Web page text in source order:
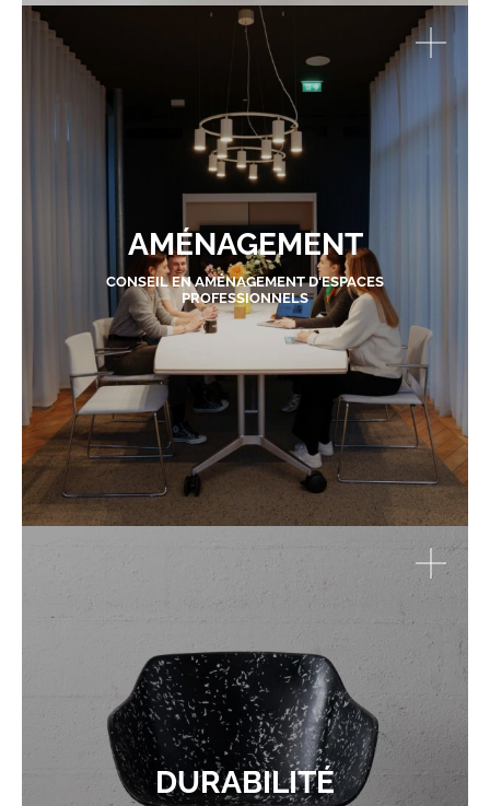
AMÉNAGEMENT
CONSEIL EN AMÉNAGEMENT D'ESPACES
PROFESSIONNELS
DURABILITÉ